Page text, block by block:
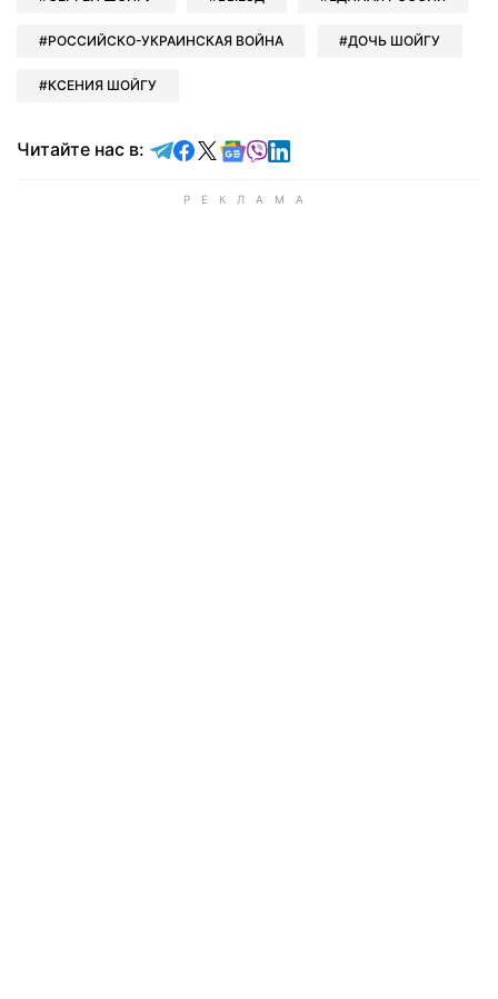
РОССИЙСКО-УКРАИНСКАЯ ВОЙНА ДОЧЬ ШОЙГУ
КСЕНИЯ ШОЙГУ
Читайте нас в: Читайте в Telegram
Читайте в Facebook
Читайте в X
Читайте в Google news
Читайте в Viber
Читайте в LinkedIn